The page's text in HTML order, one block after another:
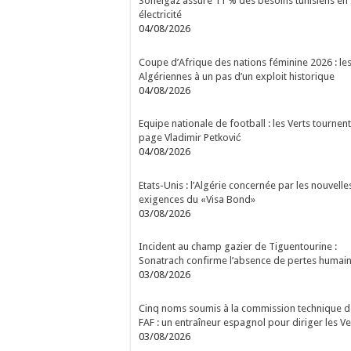
électricité
04/08/2026
Coupe d’Afrique des nations féminine 2026 : les
Algériennes à un pas d’un exploit historique
04/08/2026
Equipe nationale de football : les Verts
page Vladimir Petković
04/08/2026
Etats-Unis : l’Algérie concernée par les
exigences du «Visa Bond»
03/08/2026
Incident au champ gazier de Tiguentourine :
Sonatrach confirme l’absence de pertes
03/08/2026
Cinq noms soumis à la commission technique
FAF : un entraîneur espagnol pour diriger les
03/08/2026